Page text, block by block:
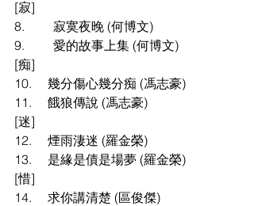
[寂]
8.
寂寞夜晚 (何博文)
9.
愛的故事上集 (何博文)
[痴]
10.
幾分傷心幾分痴 (馮志豪)
11.
餓狼傳說 (馮志豪)
[迷]
12.
煙雨淒迷 (羅金榮)
13.
是緣是債是場夢 (羅金榮)
[惜]
14.
求你講清楚 (區俊傑)